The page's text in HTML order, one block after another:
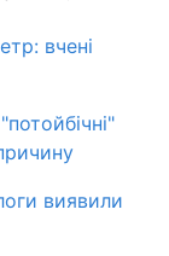
вчені
виявили